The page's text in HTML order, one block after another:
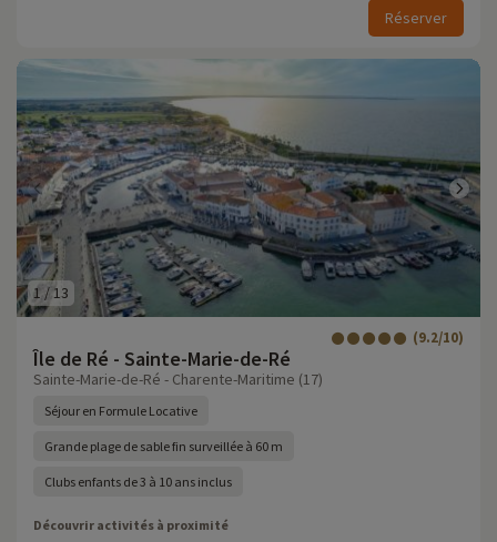
Réserver
1 /13
Île de Ré - Sainte-Marie-de-Ré
(9.2/10)
Sainte-Marie-de-Ré - Charente-Maritime (17)
Séjour en Formule Locative
Grande plage de sable fin surveillée à 60 m
Clubs enfants de 3 à 10 ans inclus
Découvrir activités à proximité